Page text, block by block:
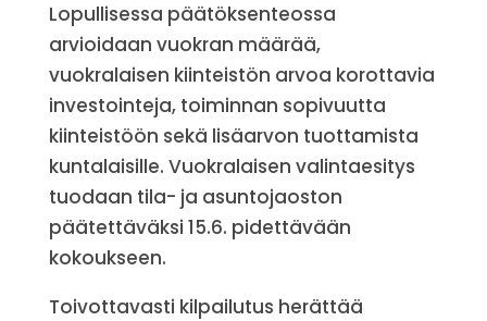
Lopullisessa päätöksenteossa
arvioidaan vuokran määrää,
vuokralaisen kiinteistön arvoa korottavia
investointeja, toiminnan sopivuutta
kiinteistöön sekä lisäarvon tuottamista
kuntalaisille. Vuokralaisen valintaesitys
tuodaan tila- ja asuntojaoston
päätettäväksi 15.6. pidettävään
kokoukseen.
Toivottavasti kilpailutus herättää